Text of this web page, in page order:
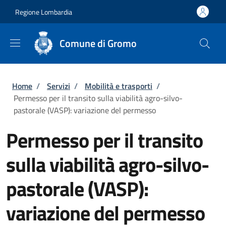
Regione Lombardia
Comune di Gromo
Briciole di pane
Home / Servizi / Mobilità e trasporti /
Permesso per il transito sulla viabilità agro-silvo-
pastorale (VASP): variazione del permesso
Permesso per il transito
sulla viabilità agro-silvo-
pastorale (VASP):
variazione del permesso